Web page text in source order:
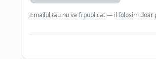
Emailul tau nu va fi publicat — il folosim